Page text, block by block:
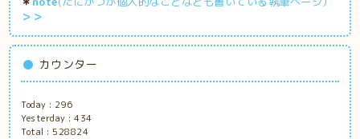
＞＞
カウンター
Today : 296
Yesterday :434
Total : 528824